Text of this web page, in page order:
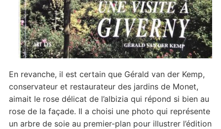
En revanche, il est certain que Gérald van der Kemp,
conservateur et restaurateur des jardins de Monet,
aimait le rose délicat de l’albizia qui répond si bien au
rose de la façade. Il a choisi une photo qui représente
un arbre de soie au premier-plan pour illustrer l’édition